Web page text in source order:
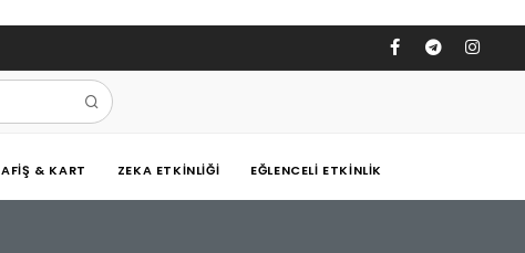
AFIŞ & KART ZEKA ETKINLIĞI EĞLENCELI ETKINLIK